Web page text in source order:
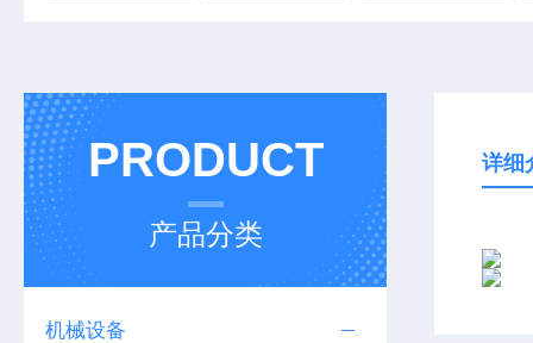
PRODUCT
产品分类
机械设备
详细